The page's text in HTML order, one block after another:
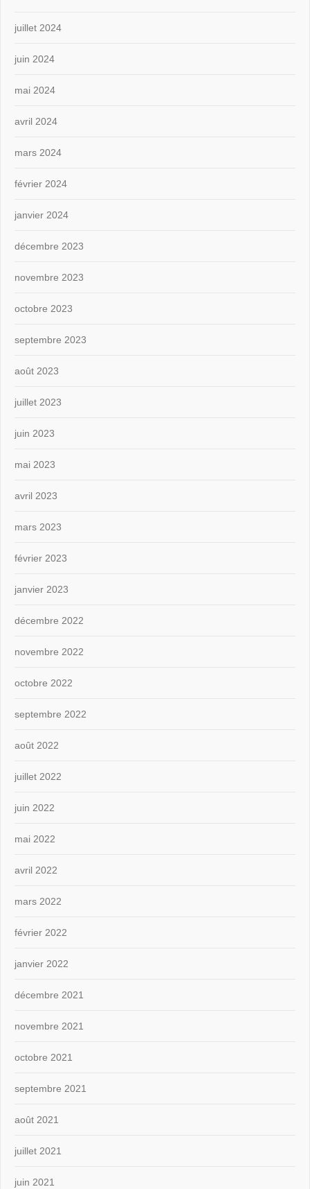
juillet 2024
juin 2024
mai 2024
avril 2024
mars 2024
février 2024
janvier 2024
décembre 2023
novembre 2023
octobre 2023
septembre 2023
août 2023
juillet 2023
juin 2023
mai 2023
avril 2023
mars 2023
février 2023
janvier 2023
décembre 2022
novembre 2022
octobre 2022
septembre 2022
août 2022
juillet 2022
juin 2022
mai 2022
avril 2022
mars 2022
février 2022
janvier 2022
décembre 2021
novembre 2021
octobre 2021
septembre 2021
août 2021
juillet 2021
juin 2021